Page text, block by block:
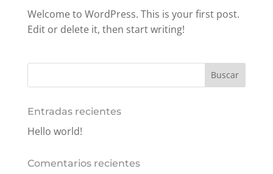
Welcome to WordPress. This is your first post.
Edit or delete it, then start writing!
Entradas recientes
Hello world!
Comentarios recientes